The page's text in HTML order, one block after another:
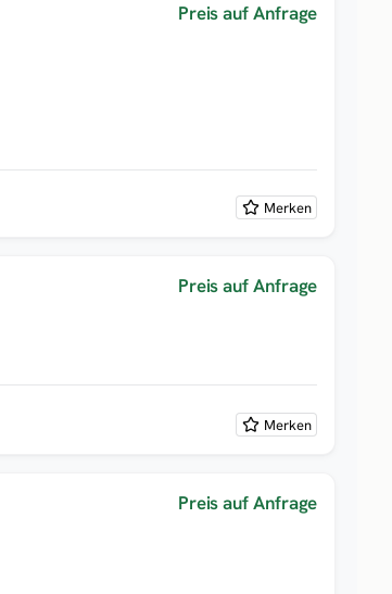
Preis auf Anfrage
Merken
Preis auf Anfrage
Merken
Preis auf Anfrage